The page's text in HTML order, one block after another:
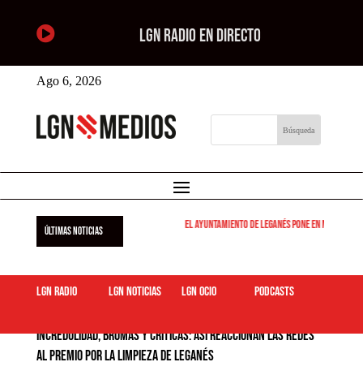
 LGN RADIO EN DIRECTO
Ago 6, 2026
ÚLTIMAS NOTICIAS El Ayuntamiento de Leganés pone en marcha
LGN Radio LGN Noticias LGN ocio podcasts
Incredulidad, bromas y críticas: así reaccionan las redes
al premio por la limpieza de Leganés